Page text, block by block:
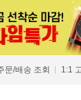
문/배송 조회 1:1